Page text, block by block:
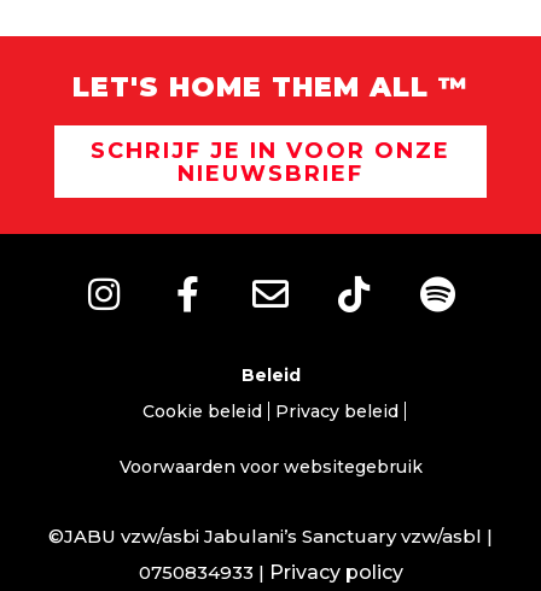
LET'S HOME THEM ALL ™
SCHRIJF JE IN VOOR ONZE
NIEUWSBRIEF
Beleid
Cookie beleid
Privacy beleid
Voorwaarden voor websitegebruik
©JABU vzw/asbi Jabulani’s Sanctuary vzw/asbl |
0750834933 | Privacy policy